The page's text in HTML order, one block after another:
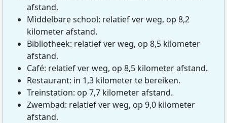
afstand.
Middelbare school: relatief ver weg, op 8,2
kilometer afstand.
Bibliotheek: relatief ver weg, op 8,5 kilometer
afstand.
Café: relatief ver weg, op 8,5 kilometer afstand.
Restaurant: in 1,3 kilometer te bereiken.
Treinstation: op 7,7 kilometer afstand.
Zwembad: relatief ver weg, op 9,0 kilometer
afstand.